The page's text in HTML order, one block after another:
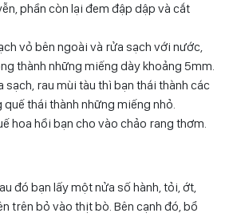
phần còn lại đem đập dập và cắt
vỏ bên ngoài và rửa sạch với nước,
thành những miếng dày khoảng 5mm.
sạch, rau mùi tàu thì bạn thái thành các
quế thái thành những miếng nhỏ.
hoa hồi bạn cho vào chảo rang thơm.
đó bạn lấy một nửa số hành, tỏi, ớt,
trên bỏ vào thịt bò. Bên cạnh đó, bổ